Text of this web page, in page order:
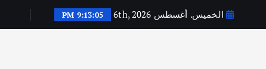
الخميس. أغسطس 6th, 2026 9:13:06 PM